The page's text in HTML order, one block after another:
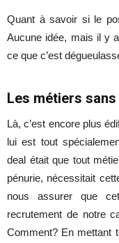
Quant à savoir si le
Aucune idée, mais il y
ce que c’est
Les métiers sans
Là, c’est encore plus
lui est tout
deal était que tout
pénurie, nécessitait
nous assurer que
recrutement de notre
Comment? En mettant